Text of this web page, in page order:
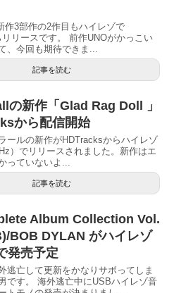
作3部作の2作目もハイレゾで
リースです。 前作UNOがかっこい
、今回も期待できま...
記事を読む
の新作「Glad Rag Doll 」
から配信開始
ールの新作がHDTracksからハイレゾ
）でリリースされました。新作はエ
っていないよ...
記事を読む
Album Collection Vol.
BOB DYLAN がハイレゾ
発売予定
逃亡して更新をかなりサボってしま
です。 海外逃亡中にUSBハイレゾ音